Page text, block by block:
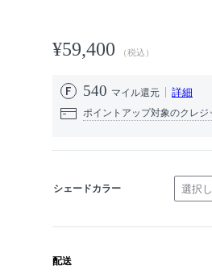
¥59,400 （税込）
540 マイル還元 詳細
ポイントアップ対象のクレジ
シェードカラー 選択
配送